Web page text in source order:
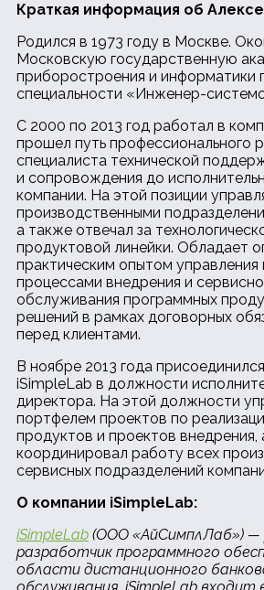
Краткая информация об
Родился в 1973 году в Москве.
Московскую государственную
приборостроения и информатики
специальности «Инженер-
С 2000 по 2013 год работал в
прошел путь профессионального
специалиста технической
и сопровождения до
компании. На этой позиции
производственными
а также отвечал за
продуктовой линейки. Обладает
практическим опытом управления
процессами внедрения и
обслуживания программных
решений в рамках договорных
перед клиентами.
В ноябре 2013 года
iSimpleLab в должности
директора. На этой должности
портфелем проектов по
продуктов и проектов внедрения,
координировал работу всех
сервисных подразделений
О компании iSimpleLab:
iSimpleLab (ООО «АйСимплЛаб») —
разработчик программного
области дистанционного